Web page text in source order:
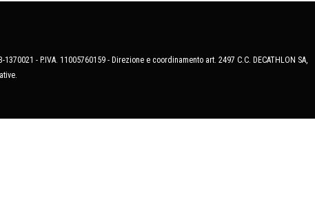
- P.IVA. 11005760159 - Direzione e coordinamento art. 2497 C.C. DECATHLON SA,